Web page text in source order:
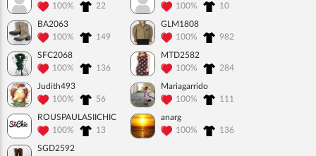
100%
22
100%
10
BA2063
100%
149
GLM1808
100%
982
SFC2068
100%
136
MTD2582
100%
284
Judith493
100%
56
Mariagarrido
100%
111
ROUSPAULASIICHIC
100%
13
anarg
100%
136
SGD2592